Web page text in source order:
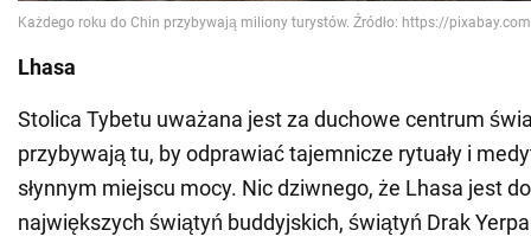
Lhasa
Stolica Tybetu uważana jest za duchowe centrum
przybywają tu, by odprawiać tajemnicze rytuały i
słynnym miejscu mocy. Nic dziwnego, że Lhasa jest
największych świątyń buddyjskich, świątyń Drak